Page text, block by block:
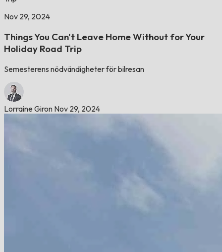
Nov 29, 2024
Things You Can't Leave Home Without for Your
Holiday Road Trip
Semesterens nödvändigheter för bilresan
Lorraine Giron Nov 29, 2024